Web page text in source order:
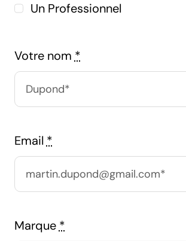
Un Professionnel
Votre nom *
Email *
Marque *